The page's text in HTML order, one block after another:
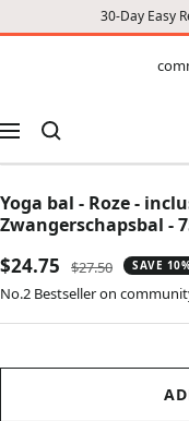
30-Day Easy
CONTENT
Navigation
Yoga bal - Roze -
Zwangerschapsbal -
Sale
price
$24.75
Regular
price
$27.50 SAVE
No.2 Bestseller on